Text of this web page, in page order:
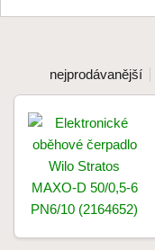
nejprodávanější